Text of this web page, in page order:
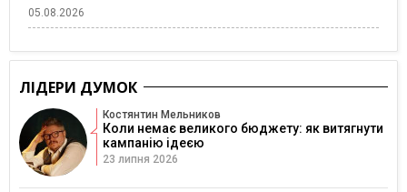
05.08.2026
ЛІДЕРИ ДУМОК
Костянтин Мельников
Коли немає великого бюджету: як витягнути
кампанію ідеєю
23 липня 2026